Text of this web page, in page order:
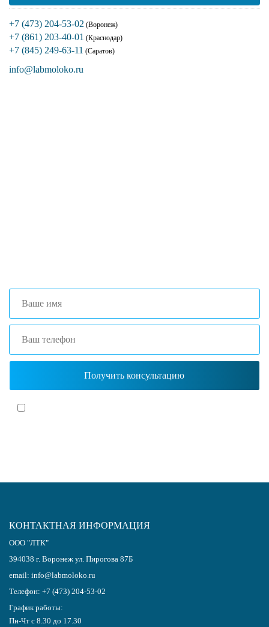
+7 (473) 204-53-02 (Воронеж)
+7 (861) 203-40-01 (Краснодар)
+7 (845) 249-63-11 (Саратов)
info@labmoloko.ru
КОНТАКТНАЯ ИНФОРМАЦИЯ
ООО "ЛТК"
394038 г. Воронеж ул. Пирогова 87Б
email: info@labmoloko.ru
Телефон: +7 (473) 204-53-02
График работы:
Пн-Чт с 8.30 до 17.30